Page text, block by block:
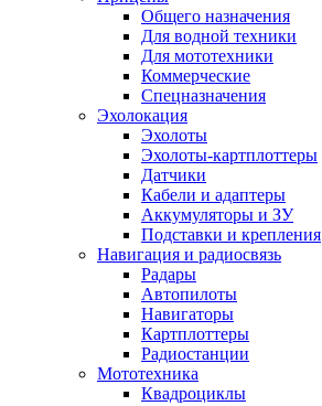
Общего назначения
Для водной техники
Для мототехники
Коммерческие
Спецназначения
Эхолокация
Эхолоты
Эхолоты-картплоттеры
Датчики
Кабели и адаптеры
Аккумуляторы и ЗУ
Подставки и крепления
Навигация и радиосвязь
Радары
Автопилоты
Навигаторы
Картплоттеры
Радиостанции
Мототехника
Квадроциклы